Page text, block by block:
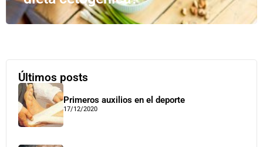
Últimos posts
Primeros auxilios en el deporte
17/12/2020